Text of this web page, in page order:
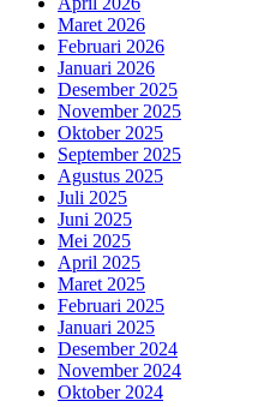
Maret 2026
Februari 2026
Januari 2026
Desember 2025
November 2025
Oktober 2025
September 2025
Agustus 2025
Juli 2025
Juni 2025
Mei 2025
April 2025
Maret 2025
Februari 2025
Januari 2025
Desember 2024
November 2024
Oktober 2024